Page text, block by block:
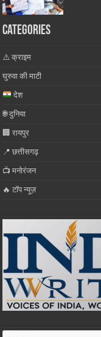
Categories
⚠️ क्राइम
घुरुवा की माटी
देश
🌐 दुनिया
🏢 रायपुर
📍 छत्तीसगढ़
📺 मनोरंजन
🔥 टॉप न्यूज़